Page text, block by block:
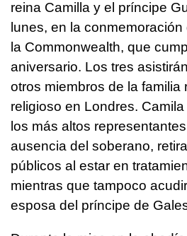
reina Camilla y el príncipe
lunes, en la conmemoración
la Commonwealth, que
aniversario. Los tres
otros miembros de la familia
religioso en Londres.
los más altos
ausencia del soberano,
públicos al estar en
mientras que tampoco
esposa del príncipe de